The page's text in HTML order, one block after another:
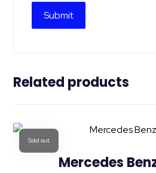
Related products
Mercedes
Sold out